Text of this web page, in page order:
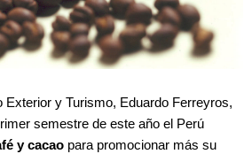
Exterior y Turismo, Eduardo Ferreyros,
semestre de este año el Perú
y cacao para promocionar más su